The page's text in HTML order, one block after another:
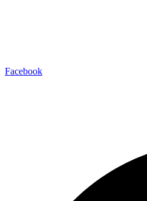
Facebook